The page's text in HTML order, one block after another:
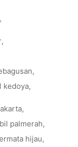
,
,
,
kedoya,
,
palmerah,
hijau,